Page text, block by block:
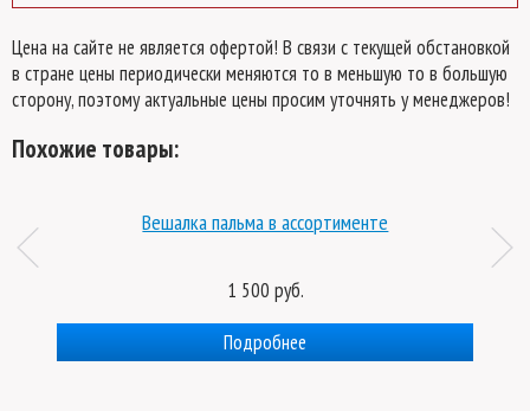
Цена на сайте не является офертой! В связи с текущей обстановкой
в стране цены периодически меняются то в меньшую то в большую
сторону, поэтому актуальные цены просим уточнять у менеджеров!
Похожие товары:
Вешалка пальма в ассортименте
1 500 руб.
Подробнее